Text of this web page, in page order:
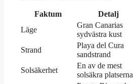
Faktum
Detalj
Läge
Gran Canarias
sydvästra kust
Strand
Playa del Cura
sandstrand
Solsäkerhet
En av de mest
solsäkra platserna